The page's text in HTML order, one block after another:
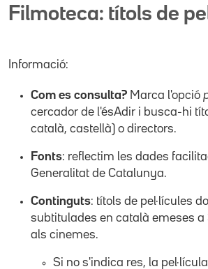
Filmoteca: títols de
Informació:
Com es consulta? Marca l'opció
cercador de l'ésAdir i busca-hi
català, castellà) o directors.
Fonts: reflectim les dades
Generalitat de Catalunya.
Continguts: títols de pel·lícules
subtitulades en català emeses a
als cinemes.
Si no s'indica res, la